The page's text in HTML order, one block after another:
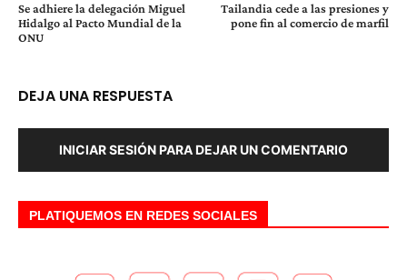
Se adhiere la delegación Miguel
Hidalgo al Pacto Mundial de la
ONU
Tailandia cede a las presiones y
pone fin al comercio de marfil
DEJA UNA RESPUESTA
INICIAR SESIÓN PARA DEJAR UN COMENTARIO
PLATIQUEMOS EN REDES SOCIALES